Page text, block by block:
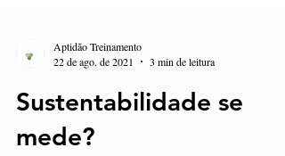
22 de ago. de 2021
3 min de leitura
Sustentabilidade se